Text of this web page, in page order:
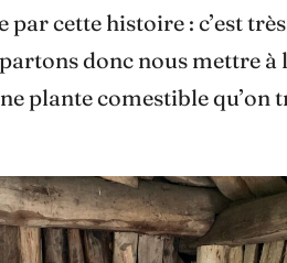
cette histoire : c’est
donc nous mettre à
plante comestible